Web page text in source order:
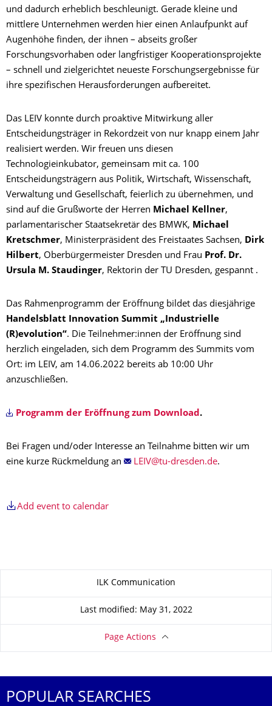
und dadurch erheblich beschleunigt. Gerade kleine und
mittlere Unternehmen werden hier einen Anlaufpunkt auf
Augenhöhe finden, der ihnen – abseits großer
Forschungsvorhaben oder langfristiger Kooperationsprojekte
– schnell und zielgerichtet neueste Forschungsergebnisse für
ihre spezifischen Herausforderungen aufbereitet.
Das LEIV konnte durch proaktive Mitwirkung aller
Entscheidungsträger in Rekordzeit von nur knapp einem Jahr
realisiert werden. Wir freuen uns diesen
Technologieinkubator, gemeinsam mit ca. 100
Entscheidungsträgern aus Politik, Wirtschaft, Wissenschaft,
Verwaltung und Gesellschaft, feierlich zu übernehmen, und
sind auf die Grußworte der Herren Michael Kellner,
parlamentarischer Staatsekretär des BMWK, Michael
Kretschmer, Ministerpräsident des Freistaates Sachsen, Dirk
Hilbert, Oberbürgermeister Dresden und Frau Prof. Dr.
Ursula M. Staudinger, Rektorin der TU Dresden, gespannt .
Das Rahmenprogramm der Eröffnung bildet das diesjährige
Handelsblatt Innovation Summit „Industrielle
(R)evolution“. Die Teilnehmer:innen der Eröffnung sind
herzlich eingeladen, sich dem Programm des Summits vom
Ort: im LEIV, am 14.06.2022 bereits ab 10:00 Uhr
anzuschließen.
Programm der Eröffnung zum Download .
Bei Fragen und/oder Interesse an Teilnahme bitten wir um
eine kurze Rückmeldung an
.
Add event to calendar
About this pageILK Communication
Last modified: May 31, 2022
Page Actions
POPULAR SEARCHES